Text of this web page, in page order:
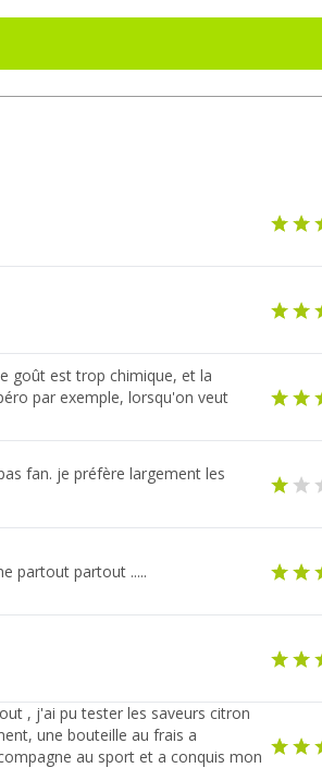
goût est trop chimique, et la
par exemple, lorsqu'on veut
fan. je préfère largement les
partout partout .....
, j'ai pu tester les saveurs citron
une bouteille au frais a
au sport et a conquis mon